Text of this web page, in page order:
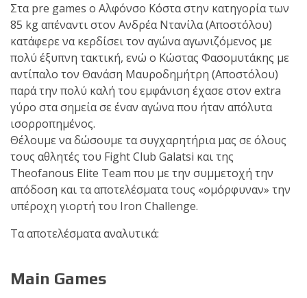
Στα pre games ο Αλφόνσο Κόστα στην κατηγορία των
85 kg απέναντι στον Ανδρέα Ντανίλα (Αποστόλου)
κατάφερε να κερδίσει τον αγώνα αγωνιζόμενος με
πολύ έξυπνη τακτική, ενώ o Κώστας Φασομυτάκης με
αντίπαλο τον Θανάση Μαυροδημήτρη (Αποστόλου)
παρά την πολύ καλή του εμφάνιση έχασε στον extra
γύρο στα σημεία σε έναν αγώνα που ήταν απόλυτα
ισορροπημένος.
Θέλουμε να δώσουμε τα συγχαρητήρια μας σε όλους
τους αθλητές του Fight Club Galatsi και της
Theofanous Elite Team που με την συμμετοχή την
απόδοση και τα αποτελέσματα τους «ομόρφυναν» την
υπέροχη γιορτή του Iron Challenge.
Τα αποτελέσματα αναλυτικά:
Main Games